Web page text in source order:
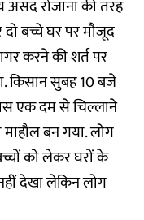
असद रोजाना की तरह
बच्चे घर पर मौजूद
करने की शर्त पर
किसान सुबह 10 बजे
एक दम से चिल्लाने
बन गया. लोग
को लेकर घरों के
देखा लेकिन लोग